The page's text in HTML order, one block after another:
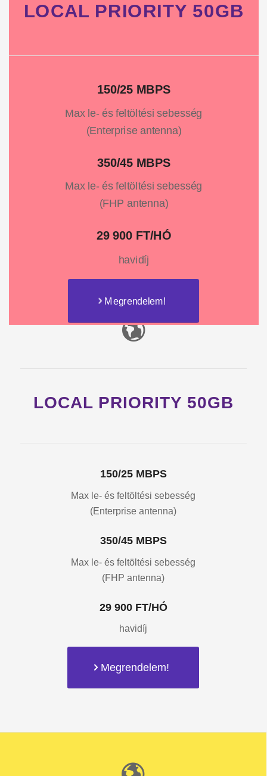
LOCAL PRIORITY 50GB
150/25 MBPS
Max le- és feltöltési sebesség
(Enterprise antenna)
350/45 MBPS
Max le- és feltöltési sebesség
(FHP antenna)
29 900 FT/HÓ
havidíj
Megrendelem!
LOCAL PRIORITY 50GB
150/25 MBPS
Max le- és feltöltési sebesség
(Enterprise antenna)
350/45 MBPS
Max le- és feltöltési sebesség
(FHP antenna)
29 900 FT/HÓ
havidíj
Megrendelem!